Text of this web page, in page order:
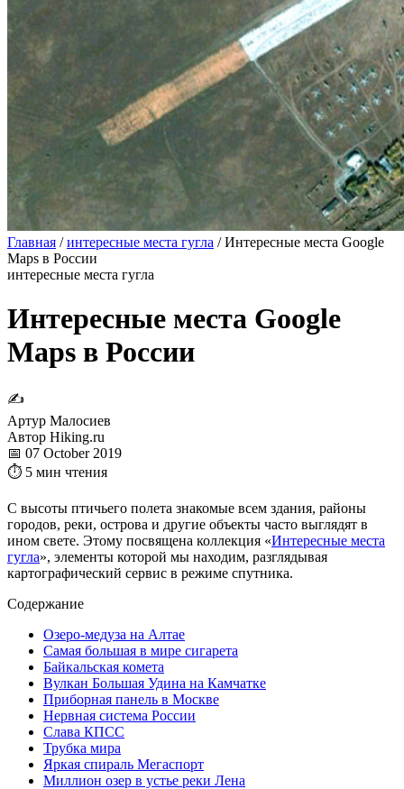
Главная / интересные места гугла / Интересные места Google
Maps в России
интересные места гугла
Интересные места Google
Maps в России
✍
Артур Малосиев
Автор Hiking.ru
📅 07 October 2019
⏱ 5 мин чтения
С высоты птичьего полета знакомые всем здания, районы
городов, реки, острова и другие объекты часто выглядят в
ином свете. Этому посвящена коллекция «Интересные места
гугла», элементы которой мы находим, разглядывая
картографический сервис в режиме спутника.
Содержание
Озеро-медуза на Алтае
Самая большая в мире сигарета
Байкальская комета
Вулкан Большая Удина на Камчатке
Приборная панель в Москве
Нервная система России
Слава КПСС
Трубка мира
Яркая спираль Мегаспорт
Миллион озер в устье реки Лена